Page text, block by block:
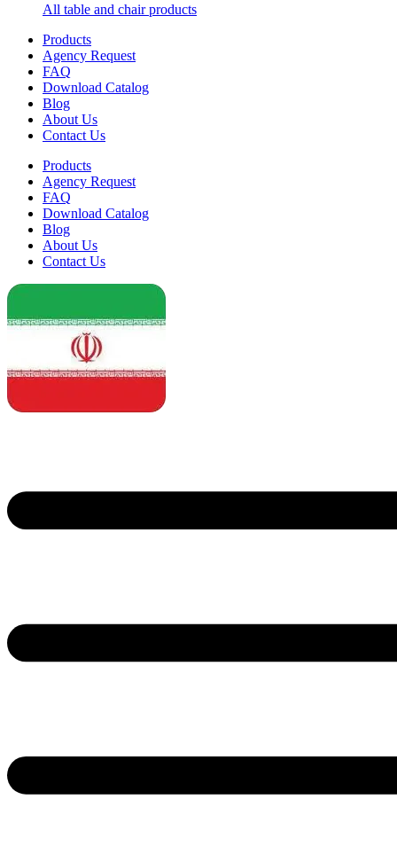
All table and chair products
Products
Agency Request
FAQ
Download Catalog
Blog
About Us
Contact Us
Products
Agency Request
FAQ
Download Catalog
Blog
About Us
Contact Us